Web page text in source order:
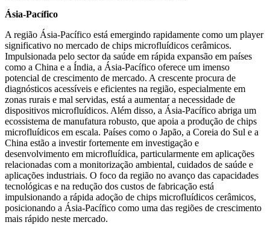
Ásia-Pacífico
A região Ásia-Pacífico está emergindo rapidamente como um player
significativo no mercado de chips microfluídicos cerâmicos.
Impulsionada pelo sector da saúde em rápida expansão em países
como a China e a Índia, a Ásia-Pacífico oferece um imenso
potencial de crescimento de mercado. A crescente procura de
diagnósticos acessíveis e eficientes na região, especialmente em
zonas rurais e mal servidas, está a aumentar a necessidade de
dispositivos microfluídicos. Além disso, a Ásia-Pacífico abriga um
ecossistema de manufatura robusto, que apoia a produção de chips
microfluídicos em escala. Países como o Japão, a Coreia do Sul e a
China estão a investir fortemente em investigação e
desenvolvimento em microfluídica, particularmente em aplicações
relacionadas com a monitorização ambiental, cuidados de saúde e
aplicações industriais. O foco da região no avanço das capacidades
tecnológicas e na redução dos custos de fabricação está
impulsionando a rápida adoção de chips microfluídicos cerâmicos,
posicionando a Ásia-Pacífico como uma das regiões de crescimento
mais rápido neste mercado.